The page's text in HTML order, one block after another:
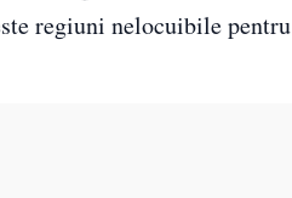
regiuni nelocuibile pentru